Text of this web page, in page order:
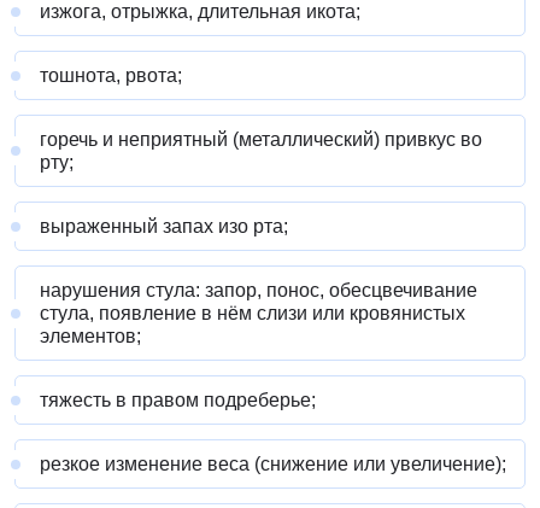
изжога, отрыжка, длительная икота;
тошнота, рвота;
горечь и неприятный (металлический) привкус во
рту;
выраженный запах изо рта;
нарушения стула: запор, понос, обесцвечивание
стула, появление в нём слизи или кровянистых
элементов;
тяжесть в правом подреберье;
резкое изменение веса (снижение или увеличение);